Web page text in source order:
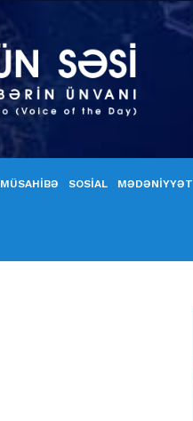
MÜSAHİBƏ SOSİAL MƏDƏNİYYƏT